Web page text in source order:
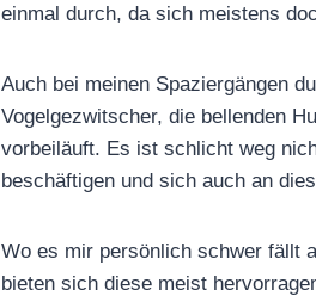
einmal durch, da sich meistens
Auch bei meinen Spaziergängen
Vogelgezwitscher, die bellenden
vorbeiläuft. Es ist schlicht weg
beschäftigen und sich auch an
Wo es mir persönlich schwer fällt
bieten sich diese meist